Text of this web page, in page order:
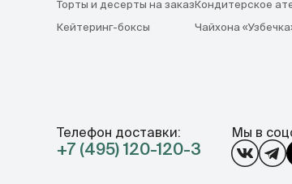
Торты и десерты на заказ
Кейтеринг-боксы
Кондитерское
Чайхона
Телефон доставки:
+7 (495) 120-120-3
Мы в